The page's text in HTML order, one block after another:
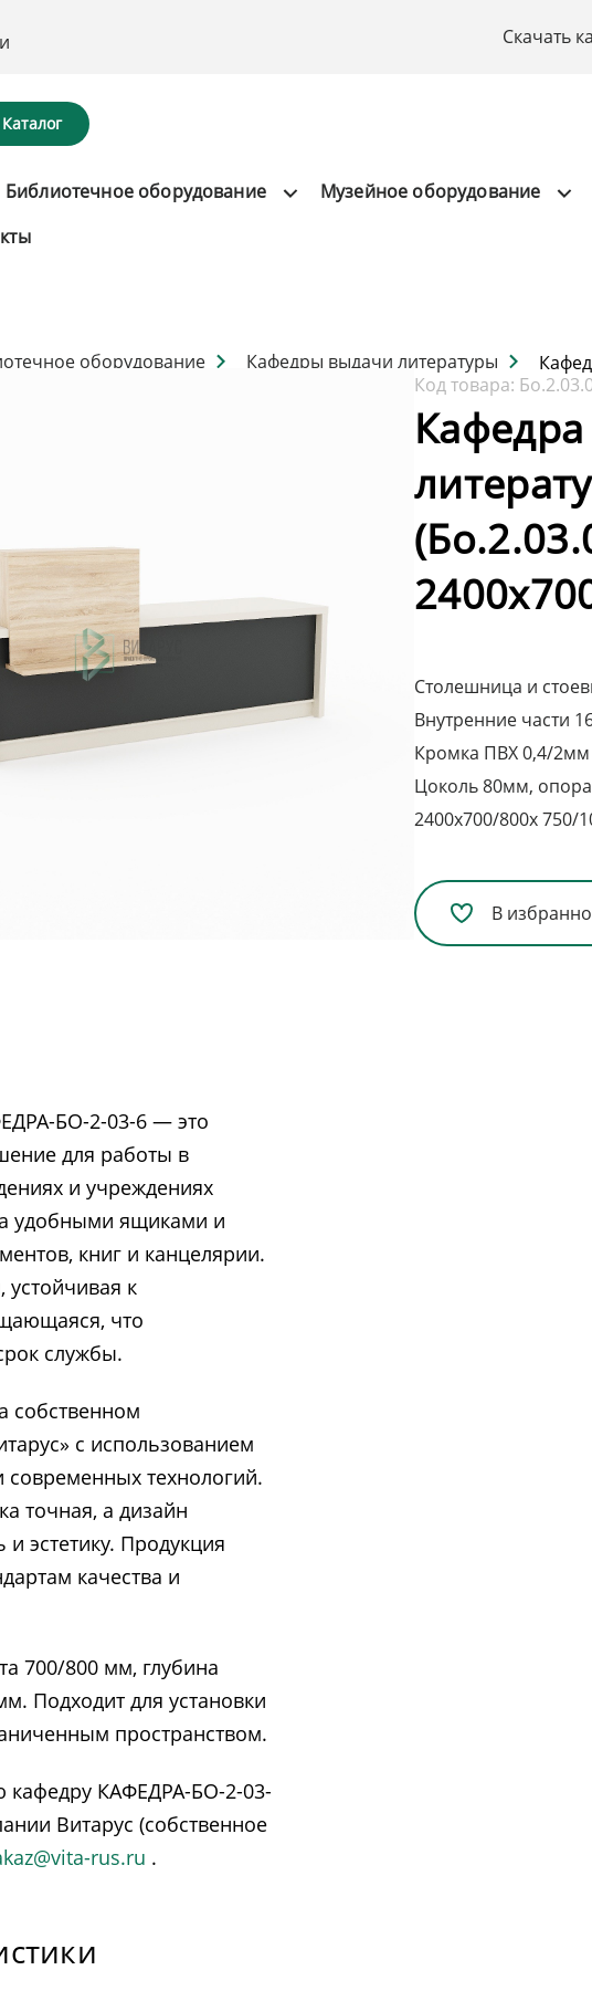
Скачать
Каталог
Библиотечное оборудование
Музейное оборудование
оборудование Кафедры выдачи литературы
Код товара:
Столешница и
Внутренние части
Кромка ПВХ 0,4/
Цоколь 80мм,
2400х700/800х 750/
В
БО-2-03-6 — это
для работы в
и учреждениях
удобными ящиками и
книг и канцелярии.
устойчивая к
что
службы.
собственном
с использованием
современных технологий.
точная, а дизайн
эстетику. Продукция
качества и
700/800 мм, глубина
Подходит для установки
пространством.
кафедру КАФЕДРА-БО-2-03-
Витарус (собственное
rus.ru .